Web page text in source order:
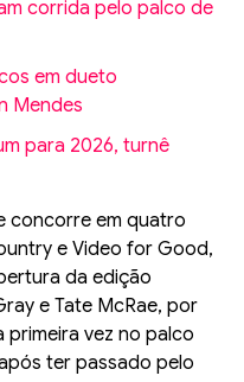
corrida pelo palco de
em dueto
Mendes
para 2026, turnê
concorre em quatro
e Video for Good,
da edição
e Tate McRae, por
primeira vez no palco
ter passado pelo